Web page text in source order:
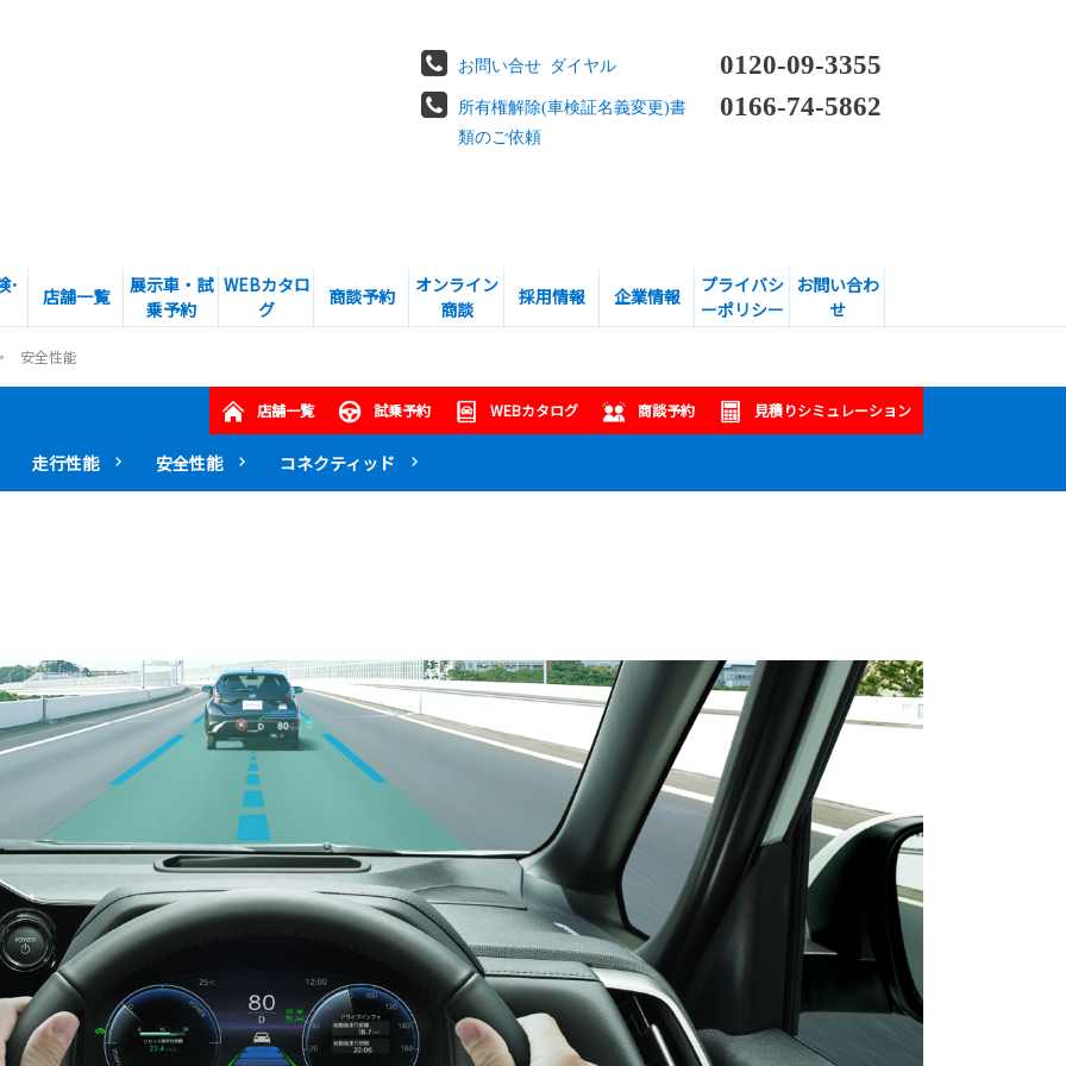
お問い合せ ダイヤル 0120-09-3355
所有権解除(車検証名義変更)書
類のご依頼
0166-74-5862
･ 店舗一覧
展示車・試
乗予約
WEBカタロ
グ
商談予約
オンライン
商談
採用情報 企業情報
プライバシ
ーポリシー
お問い合わ
せ
安全性能
店舗一覧 試乗予約 WEBカタログ 商談予約 見積りシミュレーション
走行性能 安全性能 コネクティッド